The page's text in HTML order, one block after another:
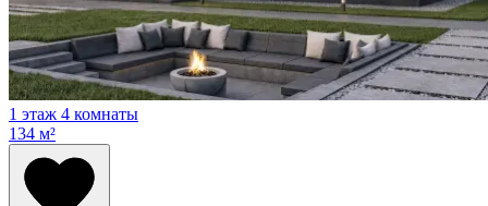
1 этаж 4 комнаты
134 м²